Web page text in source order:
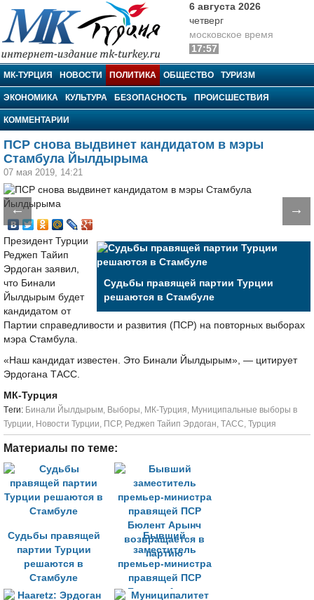
МК-Турция
6 августа 2026
четверг
московское время
17:57
МК-ТУРЦИЯ НОВОСТИ ПОЛИТИКА ОБЩЕСТВО ТУРИЗМ
ЭКОНОМИКА КУЛЬТУРА БЕЗОПАСНОСТЬ ПРОИСШЕСТВИЯ
КОММЕНТАРИИ
ПСР снова выдвинет кандидатом в мэры
Стамбула Йылдырыма
07 мая 2019, 14:21
← →
Судьбы правящей партии Турции
решаются в Стамбуле
Президент Турции
Реджеп Тайип
Эрдоган заявил,
что Бинали
Йылдырым будет
кандидатом от
Партии справедливости и развития (ПСР) на повторных выборах
мэра Стамбула.
«Наш кандидат известен. Это Бинали Йылдырым», — цитирует
Эрдогана ТАСС.
МК-Турция
Tеги: Бинали Йылдырым, Выборы, МК-Турция, Муниципальные выборы в
Турции, Новости Турции, ПСР, Реджеп Тайип Эрдоган, ТАСС, Турция
Материалы по теме:
Судьбы правящей
партии Турции
решаются в
Стамбуле
Бывший
заместитель
премьер-министра
правящей ПСР
Бюлент Арынч